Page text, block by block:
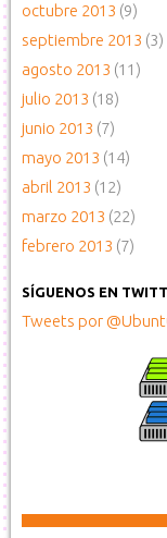
octubre 2013 (9)
septiembre 2013 (3)
agosto 2013 (11)
julio 2013 (18)
junio 2013 (7)
mayo 2013 (14)
abril 2013 (12)
marzo 2013 (22)
febrero 2013 (7)
SÍGUENOS EN
Tweets por